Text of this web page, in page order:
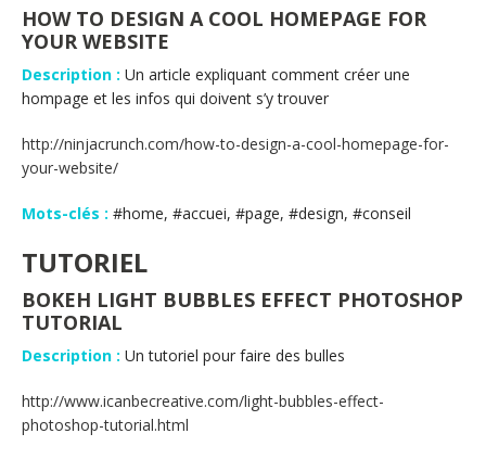
HOW TO DESIGN A COOL HOMEPAGE FOR
YOUR WEBSITE
Description : Un article expliquant comment créer une
hompage et les infos qui doivent s’y trouver
http://ninjacrunch.com/how-to-design-a-cool-homepage-for-
your-website/
Mots-clés : #home, #accuei, #page, #design, #conseil
TUTORIEL
BOKEH LIGHT BUBBLES EFFECT PHOTOSHOP
TUTORIAL
Description : Un tutoriel pour faire des bulles
http://www.icanbecreative.com/light-bubbles-effect-
photoshop-tutorial.html